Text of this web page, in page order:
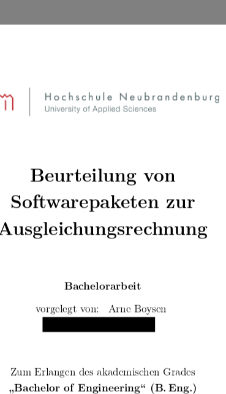
Beurteilung von
Softwarepaketen zur
Ausgleichungsrechnung
Bachelorarbeit
vorgelegt von:  Arne Boysen
Zum Erlangen des akademischen Grades
„Bachelor of Engineering“ (B. Eng.)